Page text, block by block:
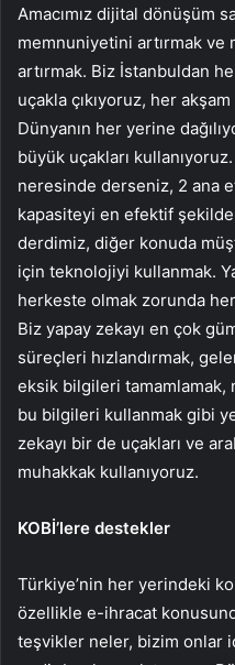
Amacımız dijital dönüşüm
memnuniyetini artırmak ve
artırmak. Biz İstanbuldan
uçakla çıkıyoruz, her
Dünyanın her yerine
büyük uçakları
neresinde derseniz, 2 ana
kapasiteyi en efektif
derdimiz, diğer konuda
için teknolojiyi kullanmak.
herkeste olmak zorunda
Biz yapay zekayı en çok
süreçleri hızlandırmak,
eksik bilgileri
bu bilgileri kullanmak gibi
zekayı bir de uçakları ve
muhakkak kullanıyoruz.
KOBİ’lere destekler
Türkiye’nin her yerindeki
özellikle e-ihracat
teşvikler neler, bizim onlar